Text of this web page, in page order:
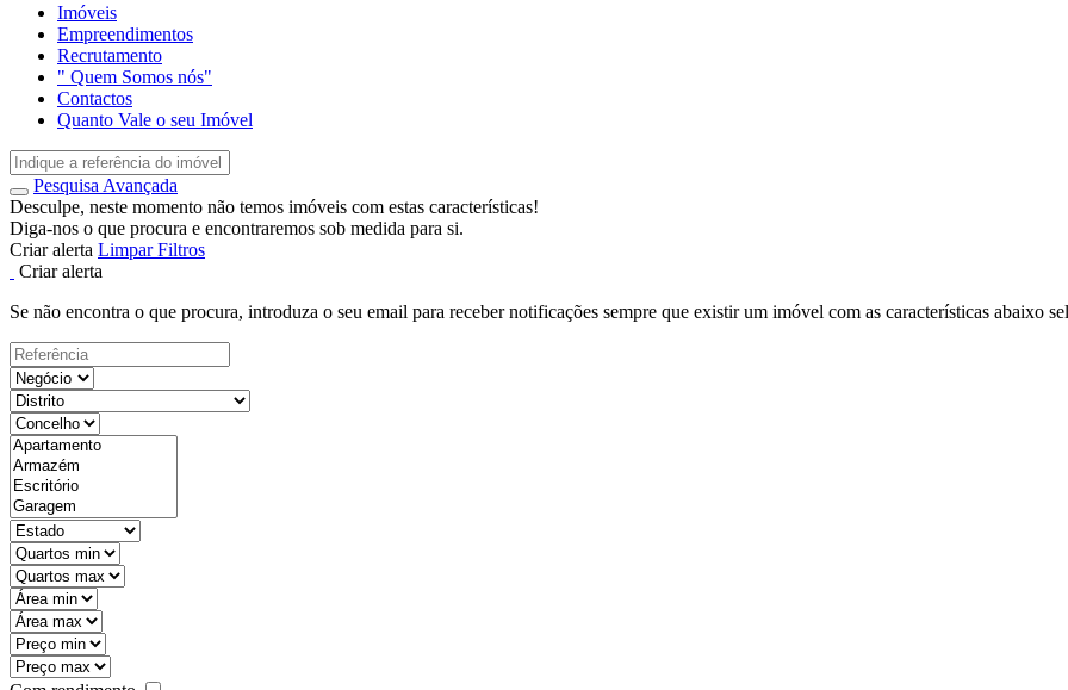
Imóveis
Empreendimentos
Recrutamento
" Quem Somos nós"
Contactos
Quanto Vale o seu Imóvel
Pesquisa Avançada
Desculpe, neste momento não temos imóveis com estas características!
Diga-nos o que procura e encontraremos sob medida para si.
Criar alerta Limpar Filtros
Criar alerta
Se não encontra o que procura, introduza o seu email para receber notificações sempre que existir um imóvel com as características abaixo